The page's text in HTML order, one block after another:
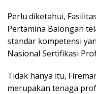
Perlu diketahui,
Pertamina Balongan
standar kompetensi
Nasional Sertifikasi
Tidak hanya itu,
merupakan tenaga